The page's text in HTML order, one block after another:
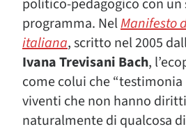
politico-pedagogico con un
programma. NelManifesto
italiana, scritto nel 2005
Ivana Trevisani Bach,
come colui che
viventi che non hanno
naturalmente di qualcosa